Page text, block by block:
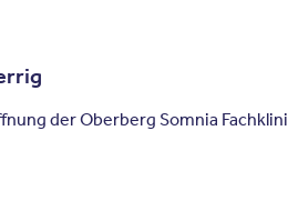
der Oberberg Somnia